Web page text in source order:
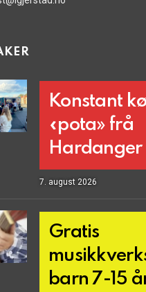
Konstant
«pota» frå
Hardanger
7. august 2026
Gratis
barn 7-15